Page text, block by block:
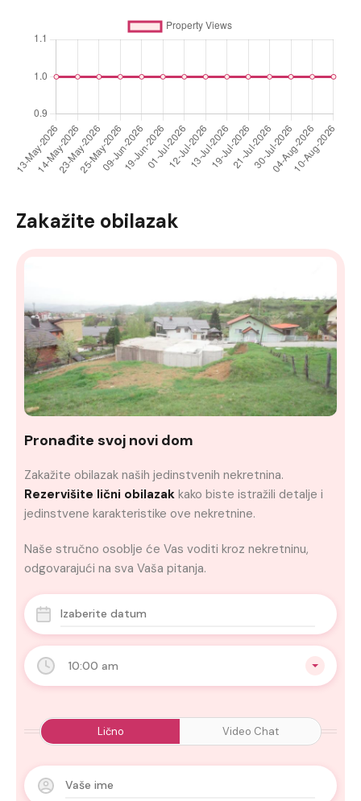
Zakažite obilazak
10:00 am
Lično Video Chat
Pronađite svoj novi dom
Zakažite obilazak naših jedinstvenih nekretnina.
Rezervišite lični obilazak kako biste istražili detalje i
jedinstvene karakteristike ove nekretnine.
Naše stručno osoblje će Vas voditi kroz nekretninu,
odgovarajući na sva Vaša pitanja.